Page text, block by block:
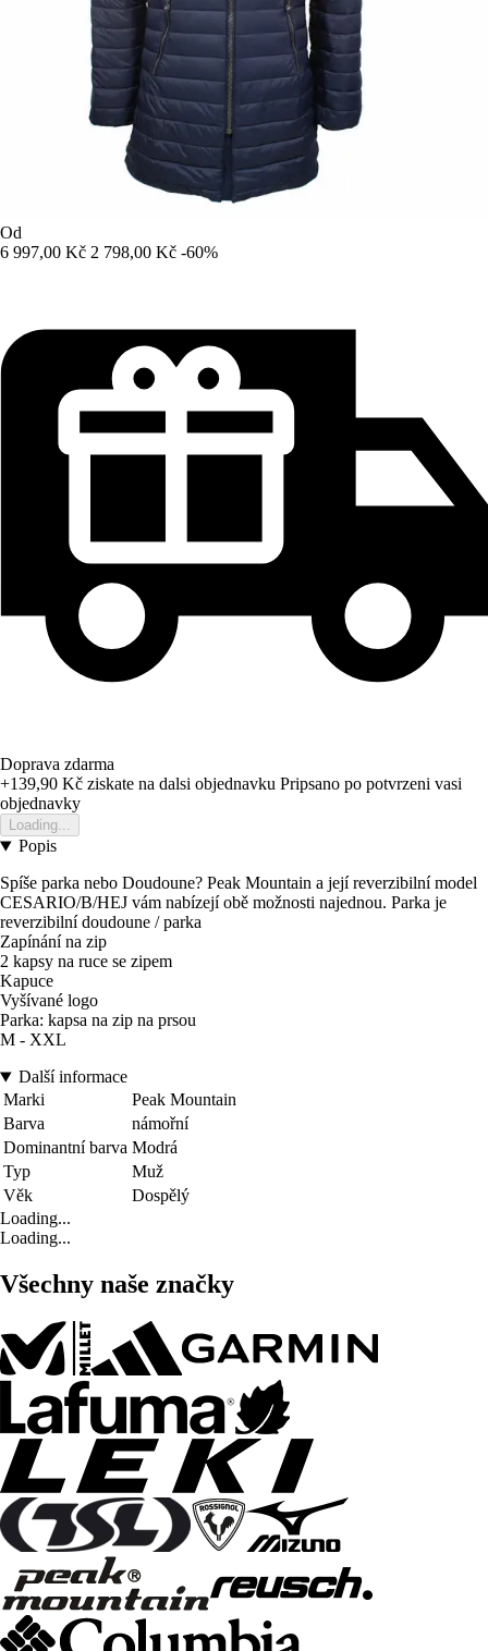
Od
6 997,00 Kč 2 798,00 Kč -60%
Doprava zdarma
+139,90 Kč ziskate na dalsi objednavku Pripsano po potvrzeni vasi
objednavky
Loading...
Popis
Spíše parka nebo Doudoune? Peak Mountain a její reverzibilní model
CESARIO/B/HEJ vám nabízejí obě možnosti najednou. Parka je
reverzibilní doudoune / parka
Zapínání na zip
2 kapsy na ruce se zipem
Kapuce
Vyšívané logo
Parka: kapsa na zip na prsou
M - XXL
Další informace
Marki
Peak Mountain
Barva
námořní
Dominantní barva Modrá
Typ
Muž
Věk
Dospělý
Loading...
Loading...
Všechny naše značky